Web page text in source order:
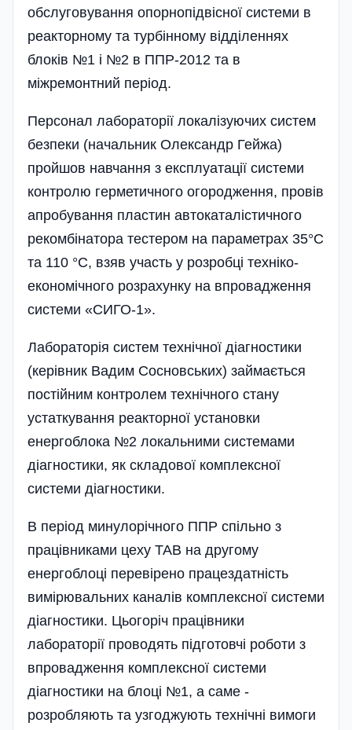
обслуговування опорнопідвісної системи в
реакторному та турбінному відділеннях
блоків №1 і №2 в ППР-2012 та в
міжремонтний період.
Персонал лабораторії локалізуючих систем
безпеки (начальник Олександр Гейжа)
пройшов навчання з експлуатації системи
контролю герметичного огородження, провів
апробування пластин автокаталістичного
рекомбінатора тестером на параметрах 35°С
та 110 °С, взяв участь у розробці техніко-
економічного розрахунку на впровадження
системи «СИГО-1».
Лабораторія систем технічної діагностики
(керівник Вадим Сосновських) займається
постійним контролем технічного стану
устаткування реакторної установки
енергоблока №2 локальними системами
діагностики, як складової комплексної
системи діагностики.
В період минулорічного ППР спільно з
працівниками цеху ТАВ на другому
енергоблоці перевірено працездатність
вимірювальних каналів комплексної системи
діагностики. Цьогоріч працівники
лабораторії проводять підготовчі роботи з
впровадження комплексної системи
діагностики на блоці №1, а саме -
розробляють та узгоджують технічні вимоги